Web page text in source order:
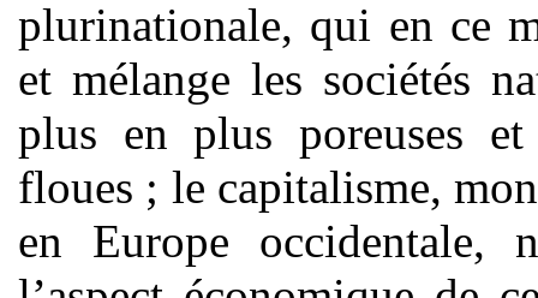
plurinationale, qui en ce
et mélange les sociétés
plus en plus poreuses
floues ; le capitalisme,
en Europe occidentale,